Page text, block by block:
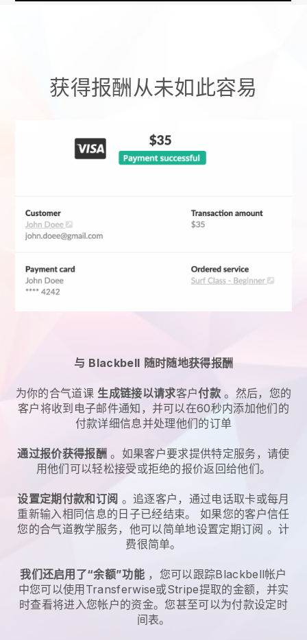
获得报酬从未如此容易
与 Blackbell 随时随地获得报酬
为你的合气道课 生成链接以请求客户付款。然后，您的
客户将收到电子邮件通知，并可以在60秒内添加他们的
付款详细信息并处理他们的订单
通过报价获得报酬 。如果客户要求提供特定服务，请使
用他们可以轻松接受或拒绝的报价返回给他们。
设置定期付款和订阅 。追逐客户，通过电话取卡或每月
重新输入相同信息的日子已经结束。 如果您的客户信任
您的合气道教学服务，他可以简单地设置定期订阅 。计
费很简单。
我们还启用了“余额”功能 ，您可以跟踪Blackbell帐户
中您可以使用Transferwise或Stripe提取的金额，并实
时查看将进入您帐户的资金。您甚至可以为付款设定时
间表。